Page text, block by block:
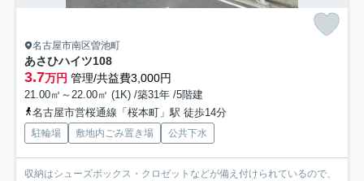
名古屋市南区曽池町
あさひハイツ108
3.7万円 管理/共益費3,000円
21.00㎡～22.00㎡ (1K) /築31年 /5階建
名古屋市営桜通線「桜本町」駅 徒歩14分
駐輪場 敷地内ごみ置き場 公共下水
収納はシューズボックス・クロゼットなどが備え付けられているので、